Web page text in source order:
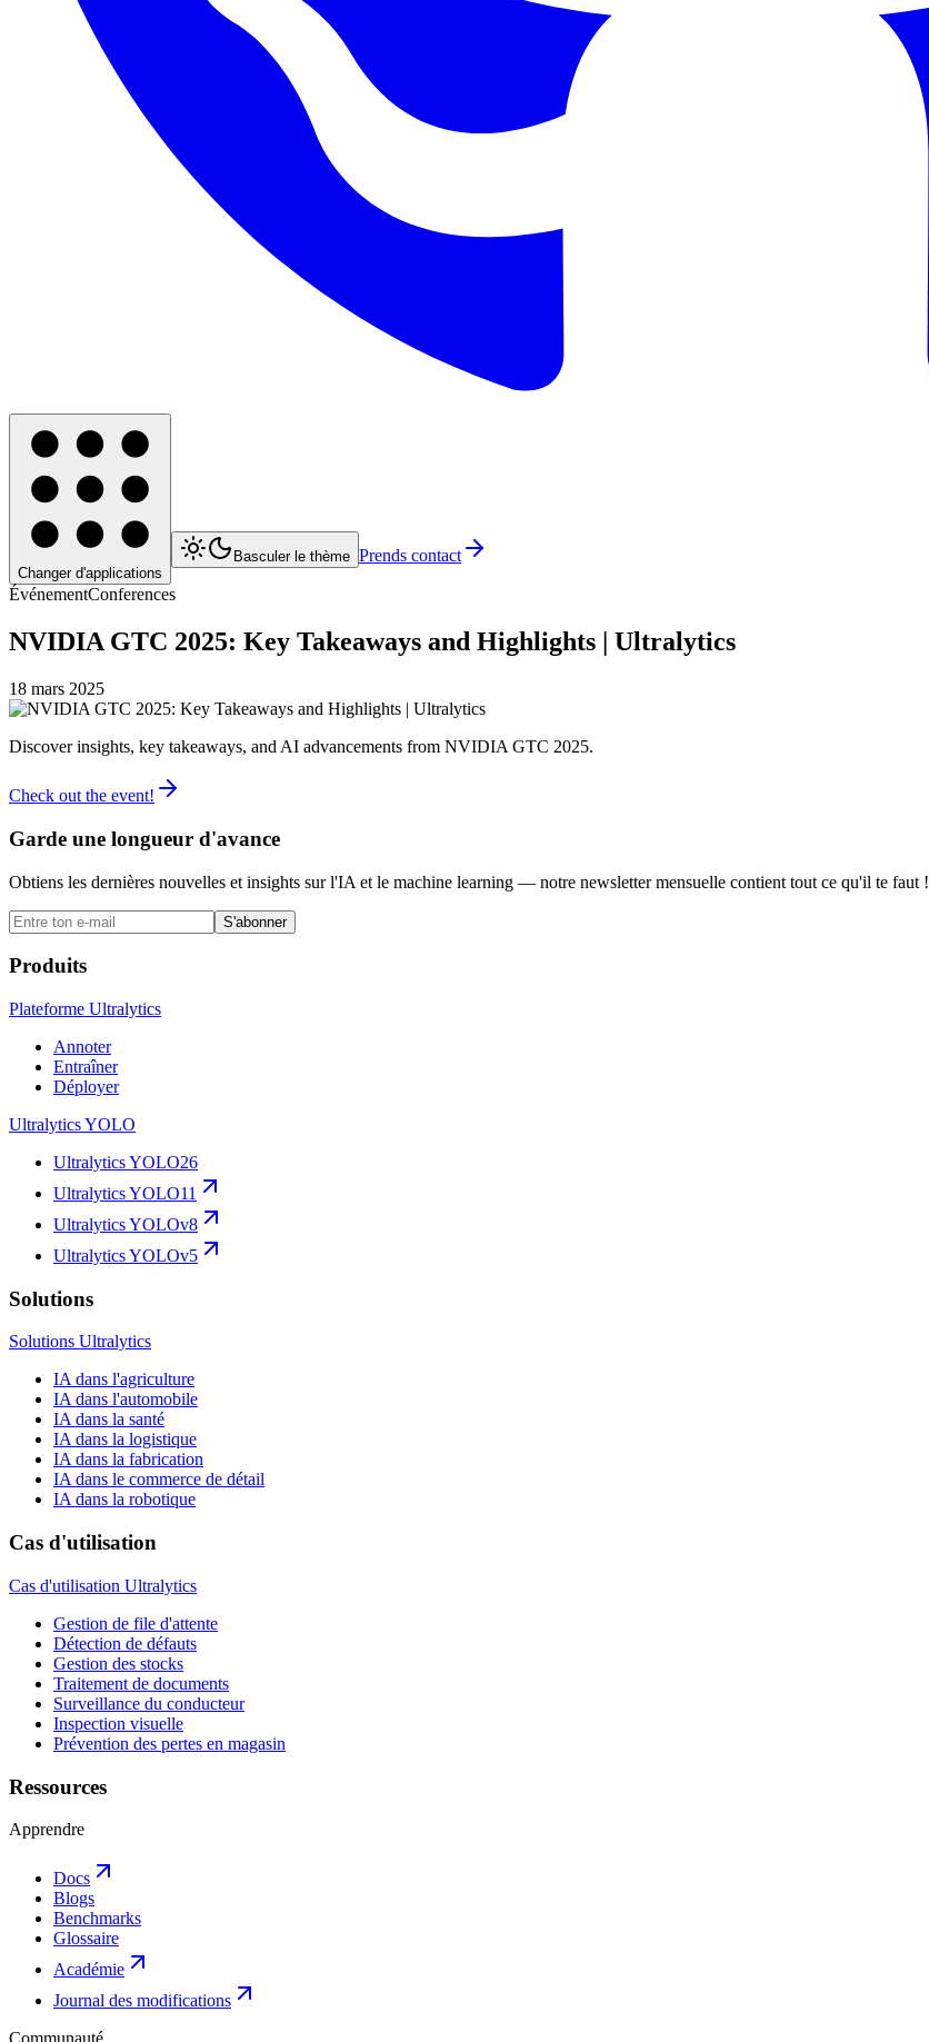
Changer d'applications
Basculer le thème Prends contact
ÉvénementConferences
NVIDIA GTC 2025: Key Takeaways and Highlights | Ultralytics
18 mars 2025
Discover insights, key takeaways, and AI advancements from NVIDIA GTC 2025.
Check out the event!
Garde une longueur d'avance
Obtiens les dernières nouvelles et insights sur l'IA et le machine learning — notre newsletter mensuelle contient tout ce qu'il te faut !
S'abonner
Produits
Plateforme Ultralytics
Annoter
Entraîner
Déployer
Ultralytics YOLO
Ultralytics YOLO26
Ultralytics YOLO11
Ultralytics YOLOv8
Ultralytics YOLOv5
Solutions
Solutions Ultralytics
IA dans l'agriculture
IA dans l'automobile
IA dans la santé
IA dans la logistique
IA dans la fabrication
IA dans le commerce de détail
IA dans la robotique
Cas d'utilisation
Cas d'utilisation Ultralytics
Gestion de file d'attente
Détection de défauts
Gestion des stocks
Traitement de documents
Surveillance du conducteur
Inspection visuelle
Prévention des pertes en magasin
Ressources
Apprendre
Docs
Blogs
Benchmarks
Glossaire
Académie
Journal des modifications